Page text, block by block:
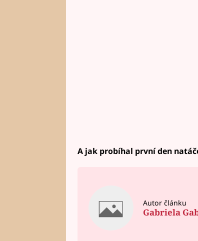
A jak probíhal první den
Autor článku
Gabriela